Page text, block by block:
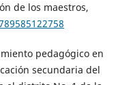
de los maestros,
pedagógico en
secundaria del